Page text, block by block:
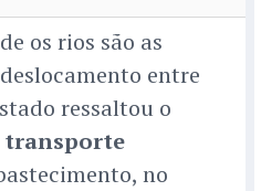
os rios são as
entre
ressaltou o
transporte
no